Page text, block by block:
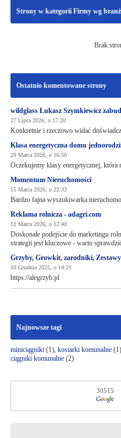
Strony w kategorii Firmy wg branż
Brak
Ostatnio komentowane strony
wildglass Łukasz Szymkiewicz
27 Lipca 2026, o 17:20
Konkretnie i rzeczowo widać
Klasa energetyczna domu
29 Marca 2026, o 16:50
Oczekujemy klasy energetycznej,
Momentum Nieruchomości
15 Marca 2026, o 22:33
Bardzo fajna wyszukiwarka
Reklama rolnicza - adagri.com
12 Marca 2026, o 12:40
Doskonałe podejście do marketingu
strategii jest kluczowe - warto
Grzyby, Growkit, zarodniki,
10 Grudnia 2025, o 14:21
https://alegrzyb.pl
Najnowsze tagi
miniciągniki(1), kosiarki komunalne
ciągniki komunalne(2)
30515